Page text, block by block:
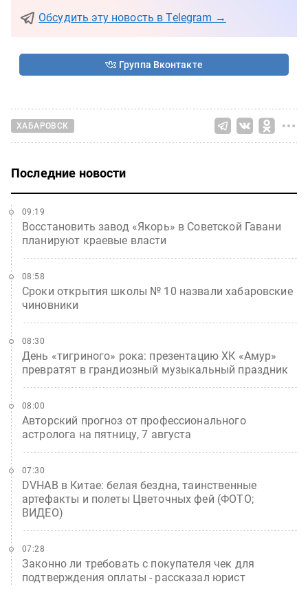
Обсудить эту новость в Telegram →
Группа Вконтакте
ХАБАРОВСК
Последние новости
Восстановить завод «Якорь» в Советской Гавани
планируют краевые власти
09:19
Сроки открытия школы № 10 назвали хабаровские
чиновники
08:58
День «тигриного» рока: презентацию ХК «Амур»
превратят в грандиозный музыкальный праздник
08:30
Авторский прогноз от профессионального
астролога на пятницу, 7 августа
08:00
DVHAB в Китае: белая бездна, таинственные
артефакты и полеты Цветочных фей (ФОТО;
ВИДЕО)
07:30
Законно ли требовать с покупателя чек для
подтверждения оплаты - рассказал юрист
07:28